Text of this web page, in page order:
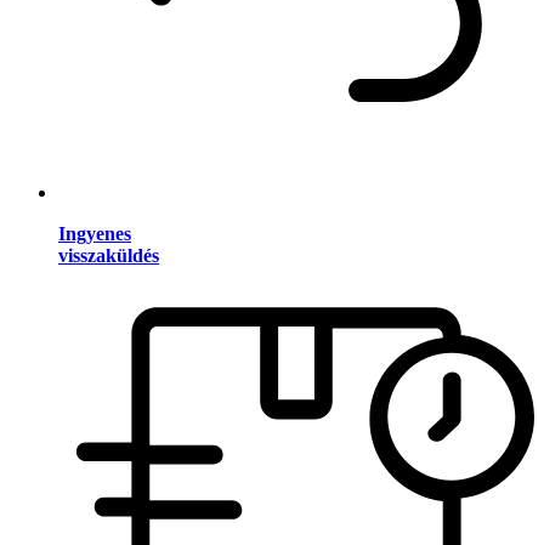
Ingyenes
visszaküldés